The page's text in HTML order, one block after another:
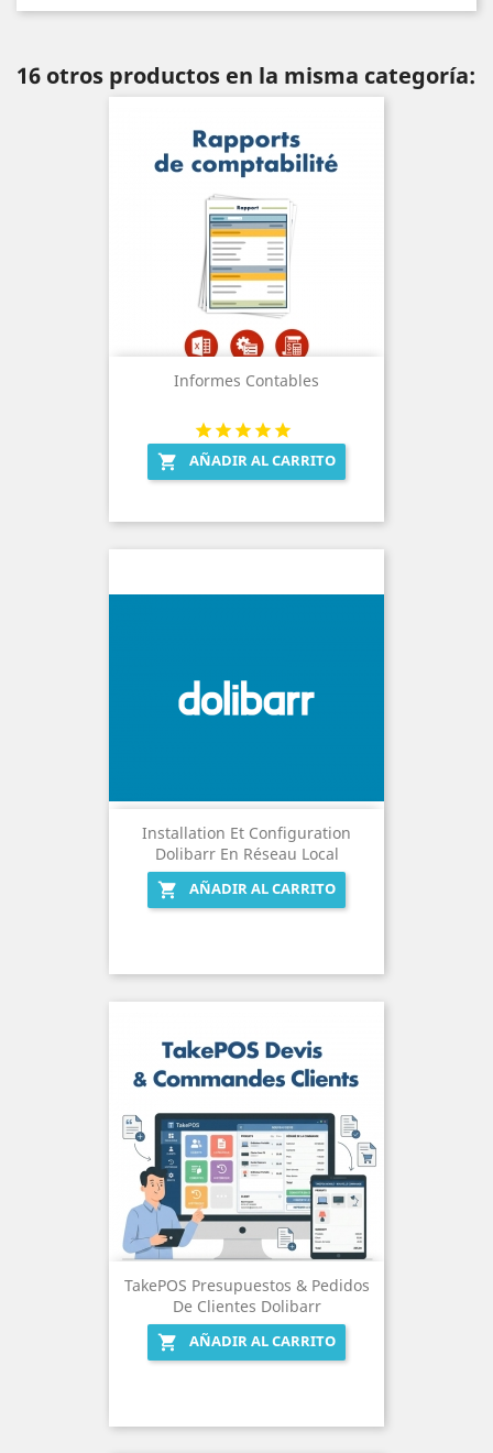
16 otros productos en la misma categoría:
Informes Contables
 AÑADIR AL CARRITO
Installation Et Configuration
Dolibarr En Réseau Local

AÑADIR AL CARRITO
TakePOS Presupuestos & Pedidos
De Clientes Dolibarr

AÑADIR AL CARRITO